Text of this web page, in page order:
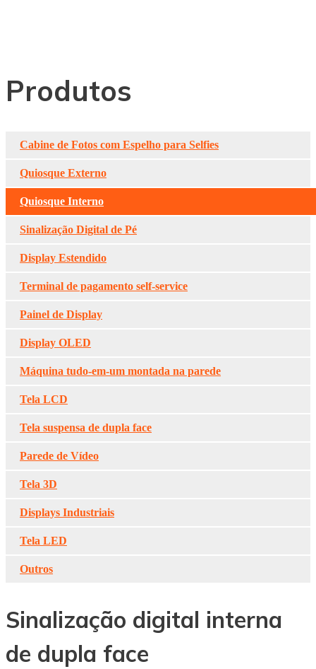
Produtos
Cabine de Fotos com Espelho para Selfies
Quiosque Externo
Quiosque Interno
Sinalização Digital de Pé
Display Estendido
Terminal de pagamento self-service
Painel de Display
Display OLED
Máquina tudo-em-um montada na parede
Tela LCD
Tela suspensa de dupla face
Parede de Vídeo
Tela 3D
Displays Industriais
Tela LED
Outros
Sinalização digital interna
de dupla face